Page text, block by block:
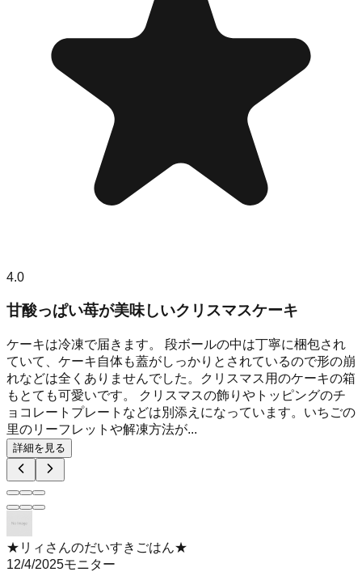
4.0
甘酸っぱい苺が美味しいクリスマスケーキ
ケーキは冷凍で届きます。 段ボールの中は丁寧に梱包され
ていて、ケーキ自体も蓋がしっかりとされているので形の崩
れなどは全くありませんでした。クリスマス用のケーキの箱
もとても可愛いです。 クリスマスの飾りやトッピングのチ
ョコレートプレートなどは別添えになっています。いちごの
里のリーフレットや解凍方法が...
詳細を見る
★リィさんのだいすきごはん★
12/4/2025モニター